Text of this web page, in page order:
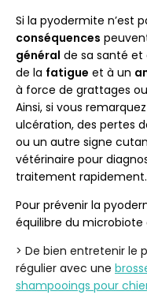
Si la pyodermite n’est
conséquences
général de sa santé
de la fatigue et à un
à force de grattages
Ainsi, si vous
ulcération, des pertes
ou un autre signe
vétérinaire pour
traitement rapidement.
Pour prévenir la
équilibre du microbiote
> De bien entretenir le
régulier avec une
shampooings pour